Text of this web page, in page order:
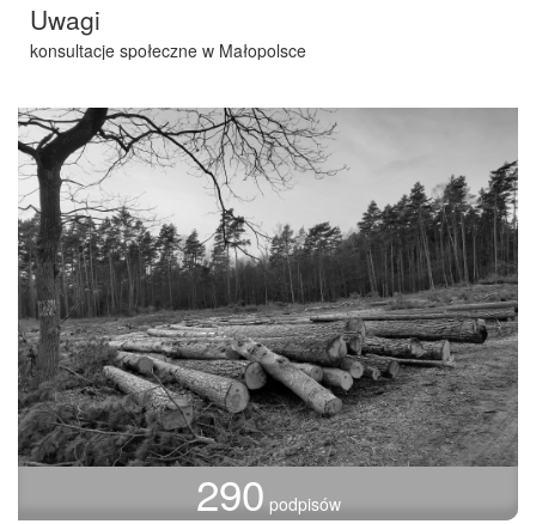
Uwagi
konsultacje społeczne w Małopolsce
290 podpisów